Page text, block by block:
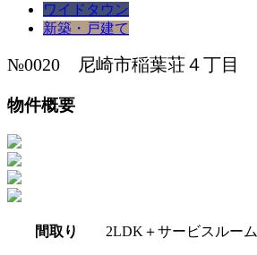
ワイドタウン
新築・戸建て
№0020 尼崎市稲葉荘４丁目
物件概要
間取り 2LDK＋サービスルーム